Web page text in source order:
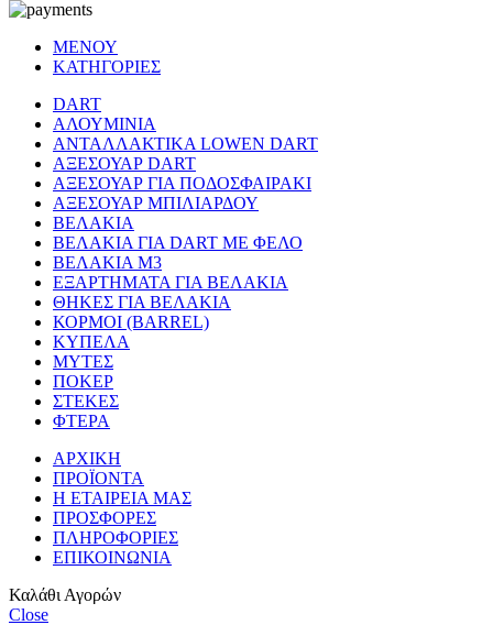
ΜΕΝΟΥ
ΚΑΤΗΓΟΡΙΕΣ
DART
ΑΛΟΥΜΙΝΙΑ
ΑΝΤΑΛΛΑΚΤΙΚΑ LOWEN DART
ΑΞΕΣΟΥΑΡ DART
ΑΞΕΣΟΥΑΡ ΓΙΑ ΠΟΔΟΣΦΑΙΡΑΚΙ
ΑΞΕΣΟΥΑΡ ΜΠΙΛΙΑΡΔΟΥ
ΒΕΛΑΚΙΑ
ΒΕΛΑΚΙΑ ΓΙΑ DART ΜΕ ΦΕΛΟ
ΒΕΛΑΚΙΑ Μ3
ΕΞΑΡΤΗΜΑΤΑ ΓΙΑ ΒΕΛΑΚΙΑ
ΘΗΚΕΣ ΓΙΑ ΒΕΛΑΚΙΑ
ΚΟΡΜΟΙ (BARREL)
ΚΥΠΕΛΑ
ΜΥΤΕΣ
ΠΟΚΕΡ
ΣΤΕΚΕΣ
ΦΤΕΡΑ
ΑΡΧΙΚΗ
ΠΡΟΪΟΝΤΑ
Η ΕΤΑΙΡΕΙΑ ΜΑΣ
ΠΡΟΣΦΟΡΕΣ
ΠΛΗΡΟΦΟΡΙΕΣ
ΕΠΙΚΟΙΝΩΝΙΑ
Καλάθι Αγορών
Close